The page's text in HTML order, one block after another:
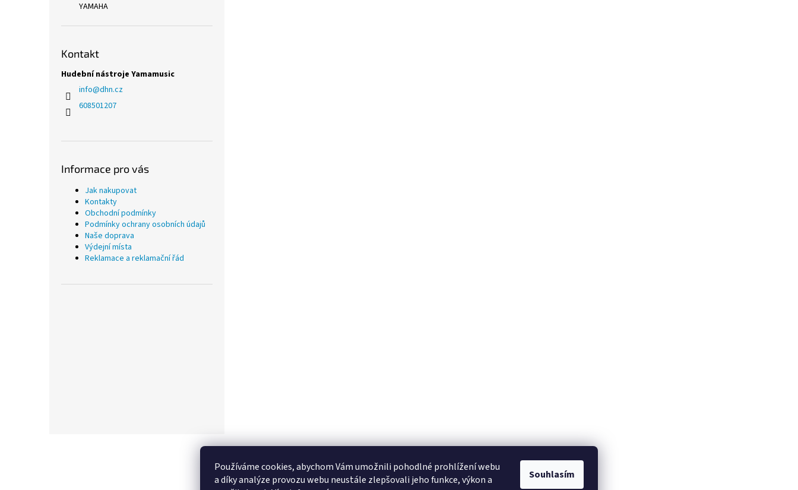
Používáme cookies, abychom Vám umožnili pohodlné prohlížení webu
a díky analýze provozu webu neustále zlepšovali jeho funkce, výkon a
Souhlasím
YAMAHA
Kontakt
Hudební nástroje Yamamusic
info@dhn.cz
608501207
Informace pro vás
Jak nakupovat
Kontakty
Obchodní podmínky
Podmínky ochrany osobních údajů
Naše doprava
Výdejní místa
Reklamace a reklamační řád